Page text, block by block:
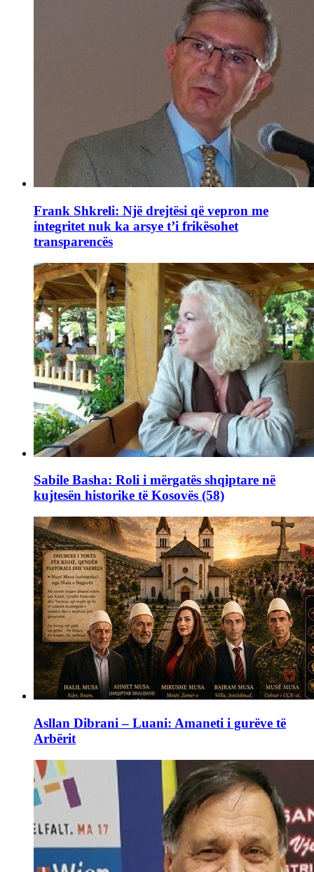
Frank Shkreli: Një drejtësi që vepron me
integritet nuk ka arsye t’i frikësohet
transparencës
Sabile Basha: Roli i mërgatës shqiptare në
kujtesën historike të Kosovës (58)
Asllan Dibrani – Luani: Amaneti i gurëve të
Arbërit